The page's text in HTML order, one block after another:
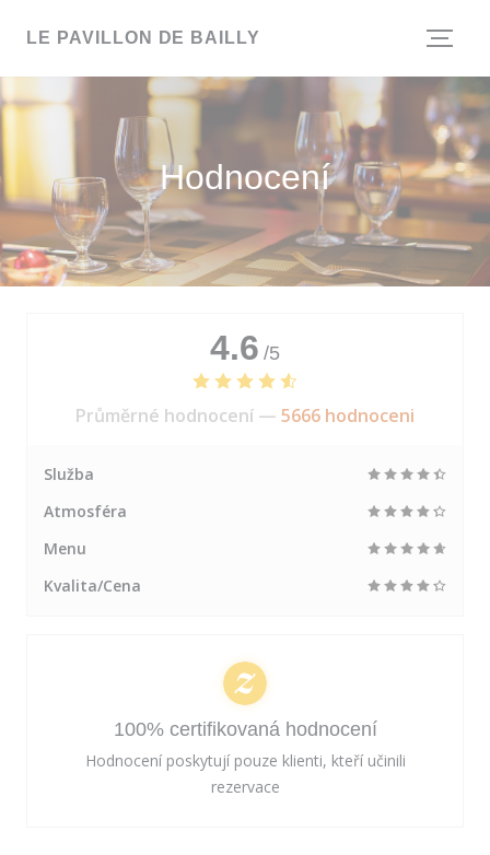
LE PAVILLON DE BAILLY
Hodnocení
4.6 /5
Průměrné hodnocení — 5666 hodnoceni
Služba
Atmosféra
Menu
Kvalita/Cena
100% certifikovaná hodnocení
Hodnocení poskytují pouze klienti, kteří učinili
rezervace